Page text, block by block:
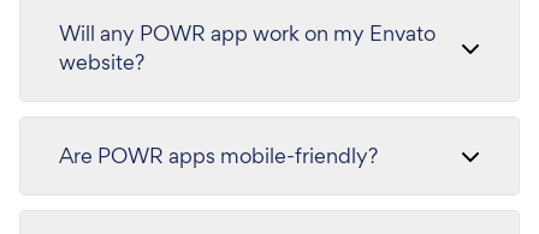
Will any POWR app work on my Envato
website?
Are POWR apps mobile-friendly?